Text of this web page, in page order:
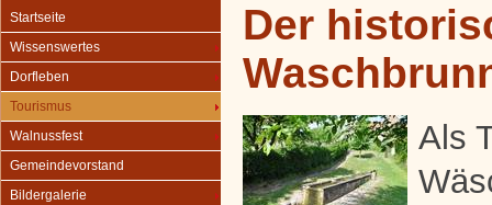
Startseite
Wissenswertes
Dorfleben
Tourismus
Walnussfest
Gemeindevorstand
Bildergalerie
Der
Als